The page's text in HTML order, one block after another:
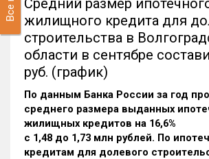
Средний размер
жилищного кредита для
строительства в
области в сентябре
руб. (график)
По данным Банка России за год
среднего размера выданных
жилищных кредитов на 16,6%
c 1,48 до 1,73 млн рублей. По
кредитам для долевого